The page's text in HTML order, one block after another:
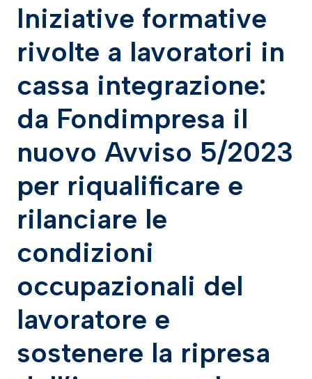
Iniziative formative
rivolte a lavoratori in
cassa integrazione:
da Fondimpresa il
nuovo Avviso 5/2023
per riqualificare e
rilanciare le
condizioni
occupazionali del
lavoratore e
sostenere la ripresa